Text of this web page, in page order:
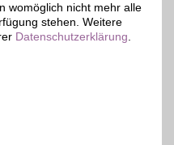
womöglich nicht mehr alle
stehen. Weitere
Datenschutzerklärung